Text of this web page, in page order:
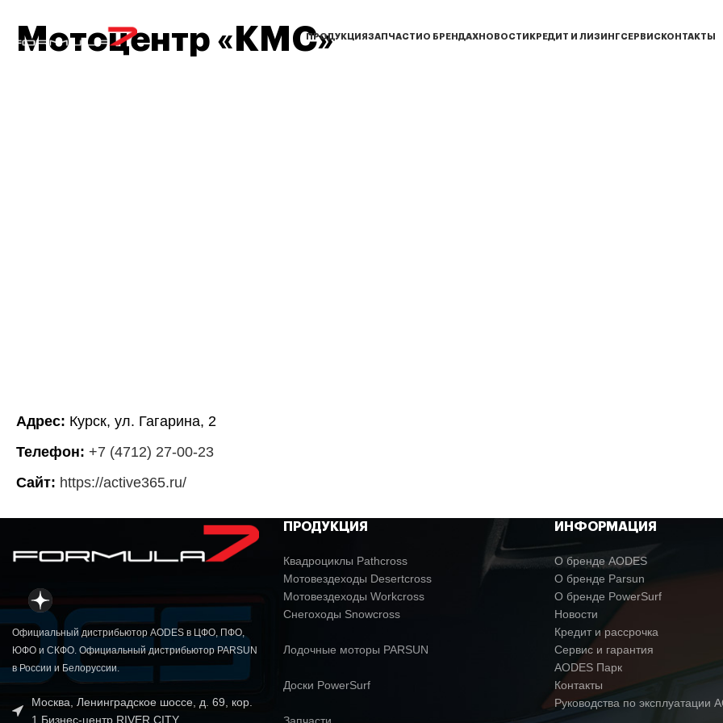
ПРОДУКЦИЯ ЗАПЧАСТИ О БРЕНДАХ НОВОСТИ КРЕДИТ И ЛИЗИНГСЕРВИС КОНТАКТЫ
Мотоцентр «КМС»
Адрес: Курск, ул. Гагарина, 2
Телефон: +7 (4712) 27-00-23
Сайт: https://active365.ru/
Официальный дистрибьютор AODES в ЦФО, ПФО,
ЮФО и СКФО. Официальный дистрибьютор PARSUN
в России и Белоруссии.
Москва, Ленинградское шоссе, д. 69, кор.
1 Бизнес-центр RIVER CITY
ПРОДУКЦИЯ
Квадроциклы Pathcross
Мотовездеходы Desertcross
Мотовездеходы Workcross
Снегоходы Snowcross
Лодочные моторы PARSUN
Доски PowerSurf
ИНФОРМАЦИЯ
О бренде AODES
О бренде Parsun
О бренде PowerSurf
Новости
Кредит и рассрочка
Сервис и гарантия
AODES Парк
Контакты
Руководства по эксплуатации